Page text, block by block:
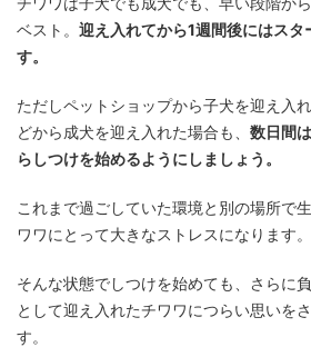
ベスト。 迎え入れてから1週間後にはス
す。
ただしペットショップから子犬を迎え入
どから成犬を迎え入れた場合も、 数日間
らしつけを始めるようにしましょう。
これまで過ごしていた環境と別の場所で
ワワにとって大きなストレスになります。
そんな状態でしつけを始めても、さらに
として迎え入れたチワワにつらい思いを
す。